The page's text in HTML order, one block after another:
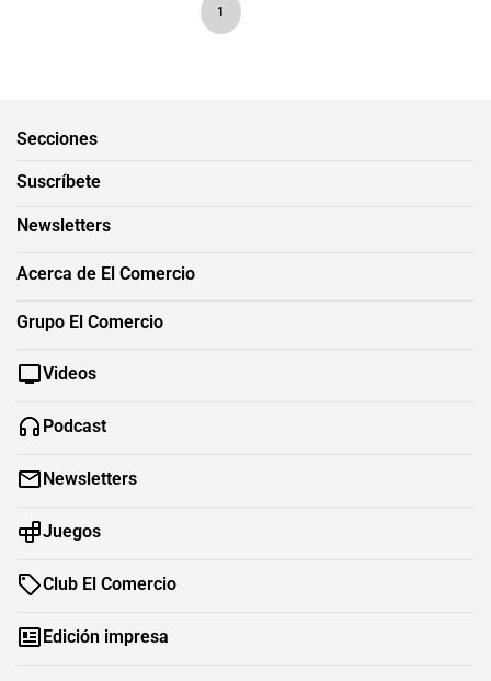
1
Secciones
Suscríbete
Newsletters
Acerca de El Comercio
Grupo El Comercio
Videos
Podcast
Newsletters
Juegos
Club El Comercio
Edición impresa